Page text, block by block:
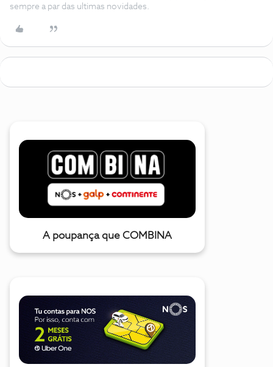
sempre a par das ultimas novidades.
A poupança que COMBINA